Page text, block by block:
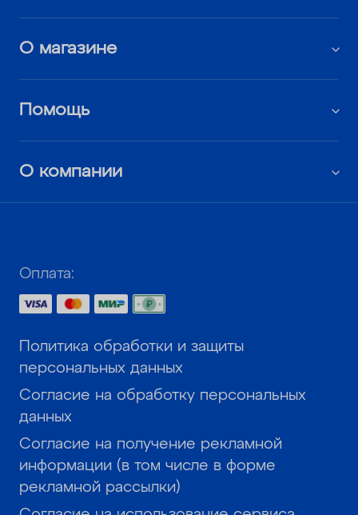
О магазине
Помощь
О компании
Оплата:
Политика обработки и защиты
персональных данных
Согласие на обработку персональных
данных
Согласие на получение рекламной
информации (в том числе в форме
рекламной рассылки)